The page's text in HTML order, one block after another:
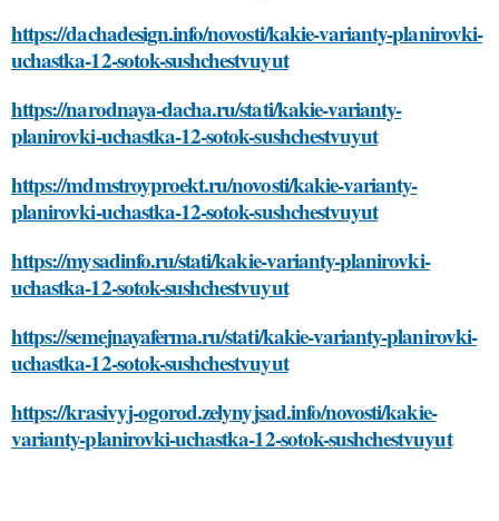
https://dachadesign.info/novosti/kakie-varianty-planirovki-
uchastka-12-sotok-sushchestvuyut
https://narodnaya-dacha.ru/stati/kakie-varianty-
planirovki-uchastka-12-sotok-sushchestvuyut
https://mdmstroyproekt.ru/novosti/kakie-varianty-
planirovki-uchastka-12-sotok-sushchestvuyut
https://mysadinfo.ru/stati/kakie-varianty-planirovki-
uchastka-12-sotok-sushchestvuyut
https://semejnayaferma.ru/stati/kakie-varianty-planirovki-
uchastka-12-sotok-sushchestvuyut
https://krasivyj-ogorod.zelynyjsad.info/novosti/kakie-
varianty-planirovki-uchastka-12-sotok-sushchestvuyut